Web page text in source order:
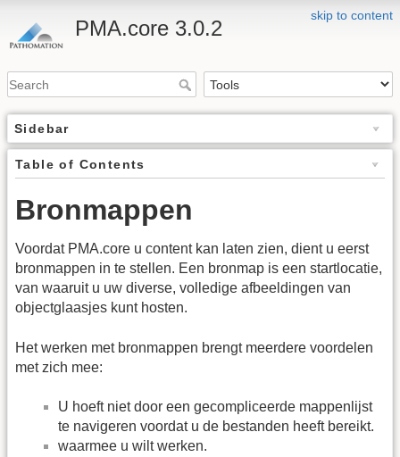
skip to content
PMA.core 3.0.2
Sidebar
Table of Contents
Bronmappen
Voordat PMA.core u content kan laten zien, dient u eerst
bronmappen in te stellen. Een bronmap is een startlocatie,
van waaruit u uw diverse, volledige afbeeldingen van
objectglaasjes kunt hosten.
Het werken met bronmappen brengt meerdere voordelen
met zich mee:
U hoeft niet door een gecompliceerde mappenlijst
te navigeren voordat u de bestanden heeft bereikt.
waarmee u wilt werken.